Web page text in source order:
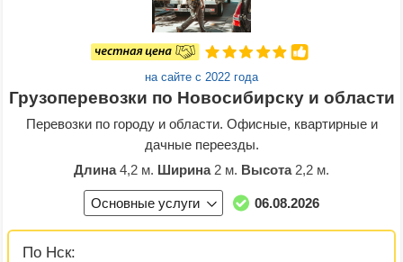
на сайте с 2022 года
Грузоперевозки по Новосибирску и области
Перевозки по городу и области. Офисные, квартирные и
дачные переезды.
Длина4,2 м. Ширина2 м. Высота2,2 м.
Основные услуги 06.08.2026
По Нск: